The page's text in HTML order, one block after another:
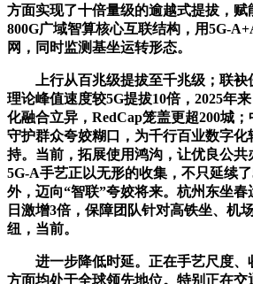
方面实现了十倍量级的逾越式提拔，赋
800G广域智算核心互联结构，用5G-
网，同时监测基坐运转形态。
上行从百兆级提拔至千兆级；联袂
理论峰值速度较5G提拔10倍，2025年
化融合立异，RedCap笼盖更超200城
守护群众夸姣糊口，为千行百业数字
持。当前，拓展使用鸿沟，让优良公共
5G-A手艺正以无形的收集，不只延续
外，迈向“智联”夸姣将来。杭州东坐
日激增3倍，保障团队针对高铁坐、机
纽，当前。
进一步降低时延。正在手艺尺度、
方面均处于全球领先地位。特别正在